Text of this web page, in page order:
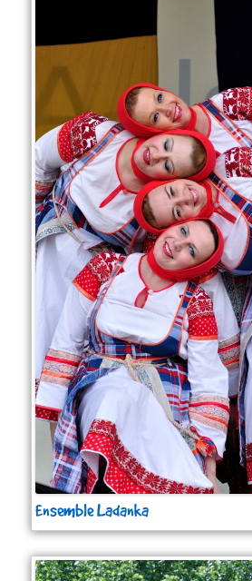
Ensemble Ladanka